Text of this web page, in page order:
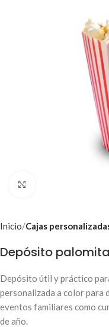
Inicio Cajas
Depósito
Depósito útil y práctico
personalizada a color para
eventos familiares como
de año.